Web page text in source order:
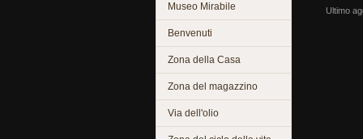
Museo Mirabile
Benvenuti
Zona della Casa
Zona del magazzino
Via dell'olio
Ultimo